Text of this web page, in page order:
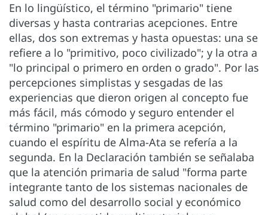
En lo lingüístico, el término "primario" tiene
diversas y hasta contrarias acepciones. Entre
ellas, dos son extremas y hasta opuestas: una se
refiere a lo "primitivo, poco civilizado"; y la otra a
"lo principal o primero en orden o grado". Por las
percepciones simplistas y sesgadas de las
experiencias que dieron origen al concepto fue
más fácil, más cómodo y seguro entender el
término "primario" en la primera acepción,
cuando el espíritu de Alma-Ata se refería a la
segunda. En la Declaración también se señalaba
que la atención primaria de salud "forma parte
integrante tanto de los sistemas nacionales de
salud como del desarrollo social y económico